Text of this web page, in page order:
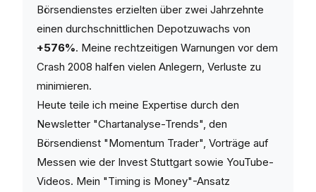
Börsendienstes erzielten über zwei Jahrzehnte
einen durchschnittlichen Depotzuwachs von
+576%. Meine rechtzeitigen Warnungen vor dem
Crash 2008 halfen vielen Anlegern, Verluste zu
minimieren.
Heute teile ich meine Expertise durch den
Newsletter "Chartanalyse-Trends", den
Börsendienst "Momentum Trader", Vorträge auf
Messen wie der Invest Stuttgart sowie YouTube-
Videos. Mein "Timing is Money"-Ansatz